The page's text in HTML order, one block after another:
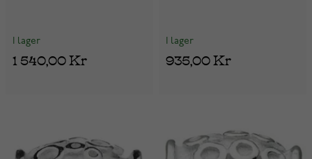
I lager
1 540,00 Kr
I lager
935,00 Kr